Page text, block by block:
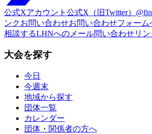
公式Xアカウント 公式X（旧Twitter）
ンクお問い合わせお問い合わせフォーム
相談するLHNへのメール問い合わせリン
大会を探す
今日
今週末
地域から探す
団体一覧
カレンダー
団体・関係者の方へ